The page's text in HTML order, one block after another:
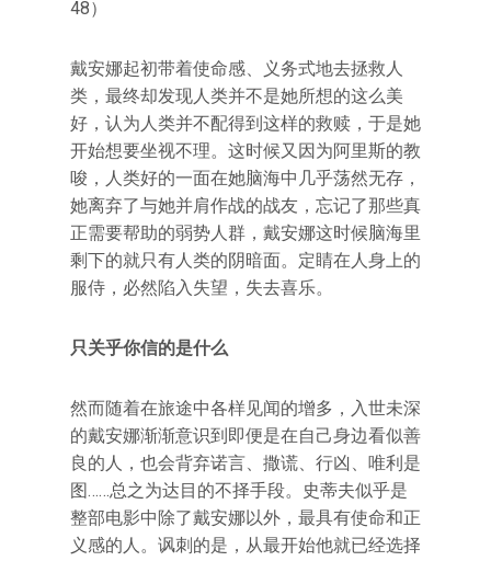
48）
戴安娜起初带着使命感、义务式地去拯救人
类，最终却发现人类并不是她所想的这么美
好，认为人类并不配得到这样的救赎，于是她
开始想要坐视不理。这时候又因为阿里斯的教
唆，人类好的一面在她脑海中几乎荡然无存，
她离弃了与她并肩作战的战友，忘记了那些真
正需要帮助的弱势人群，戴安娜这时候脑海里
剩下的就只有人类的阴暗面。定睛在人身上的
服侍，必然陷入失望，失去喜乐。
只关乎你信的是什么
然而随着在旅途中各样见闻的增多，入世未深
的戴安娜渐渐意识到即便是在自己身边看似善
良的人，也会背弃诺言、撒谎、行凶、唯利是
图……总之为达目的不择手段。史蒂夫似乎是
整部电影中除了戴安娜以外，最具有使命和正
义感的人。讽刺的是，从最开始他就已经选择